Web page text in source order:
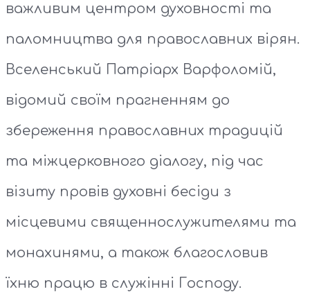
важливим центром духовності та
паломництва для православних вірян.
Вселенський Патріарх Варфоломій,
відомий своїм прагненням до
збереження православних традицій
та міжцерковного діалогу, під час
візиту провів духовні бесіди з
місцевими священнослужителями та
монахинями, а також благословив
їхню працю в служінні Господу.